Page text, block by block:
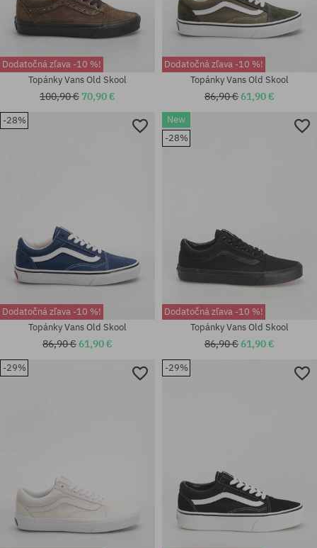
Dostupné veľkosti:
36; 36.5; 37; 38; 38.5; 39; 40;
Dostupné veľkosti:
36.5; 38.5; 39; 40; 40.5; 41; 42;
Dostupné veľkosti:
Dodatočná zľava -10 %!
Topánky Vans Old Skool
100,90 € 70,90 €
Dostupné veľkosti:
Dodatočná zľava -10 %!
Topánky Vans Old Skool
86,90 €61,90 €
-28%
Dodatočná zľava -10 %!
Topánky Vans Old Skool
86,90 €61,90 €
New
-28%
Dodatočná zľava -10 %!
Topánky Vans Old Skool
86,90 €61,90 €
-29% -29%